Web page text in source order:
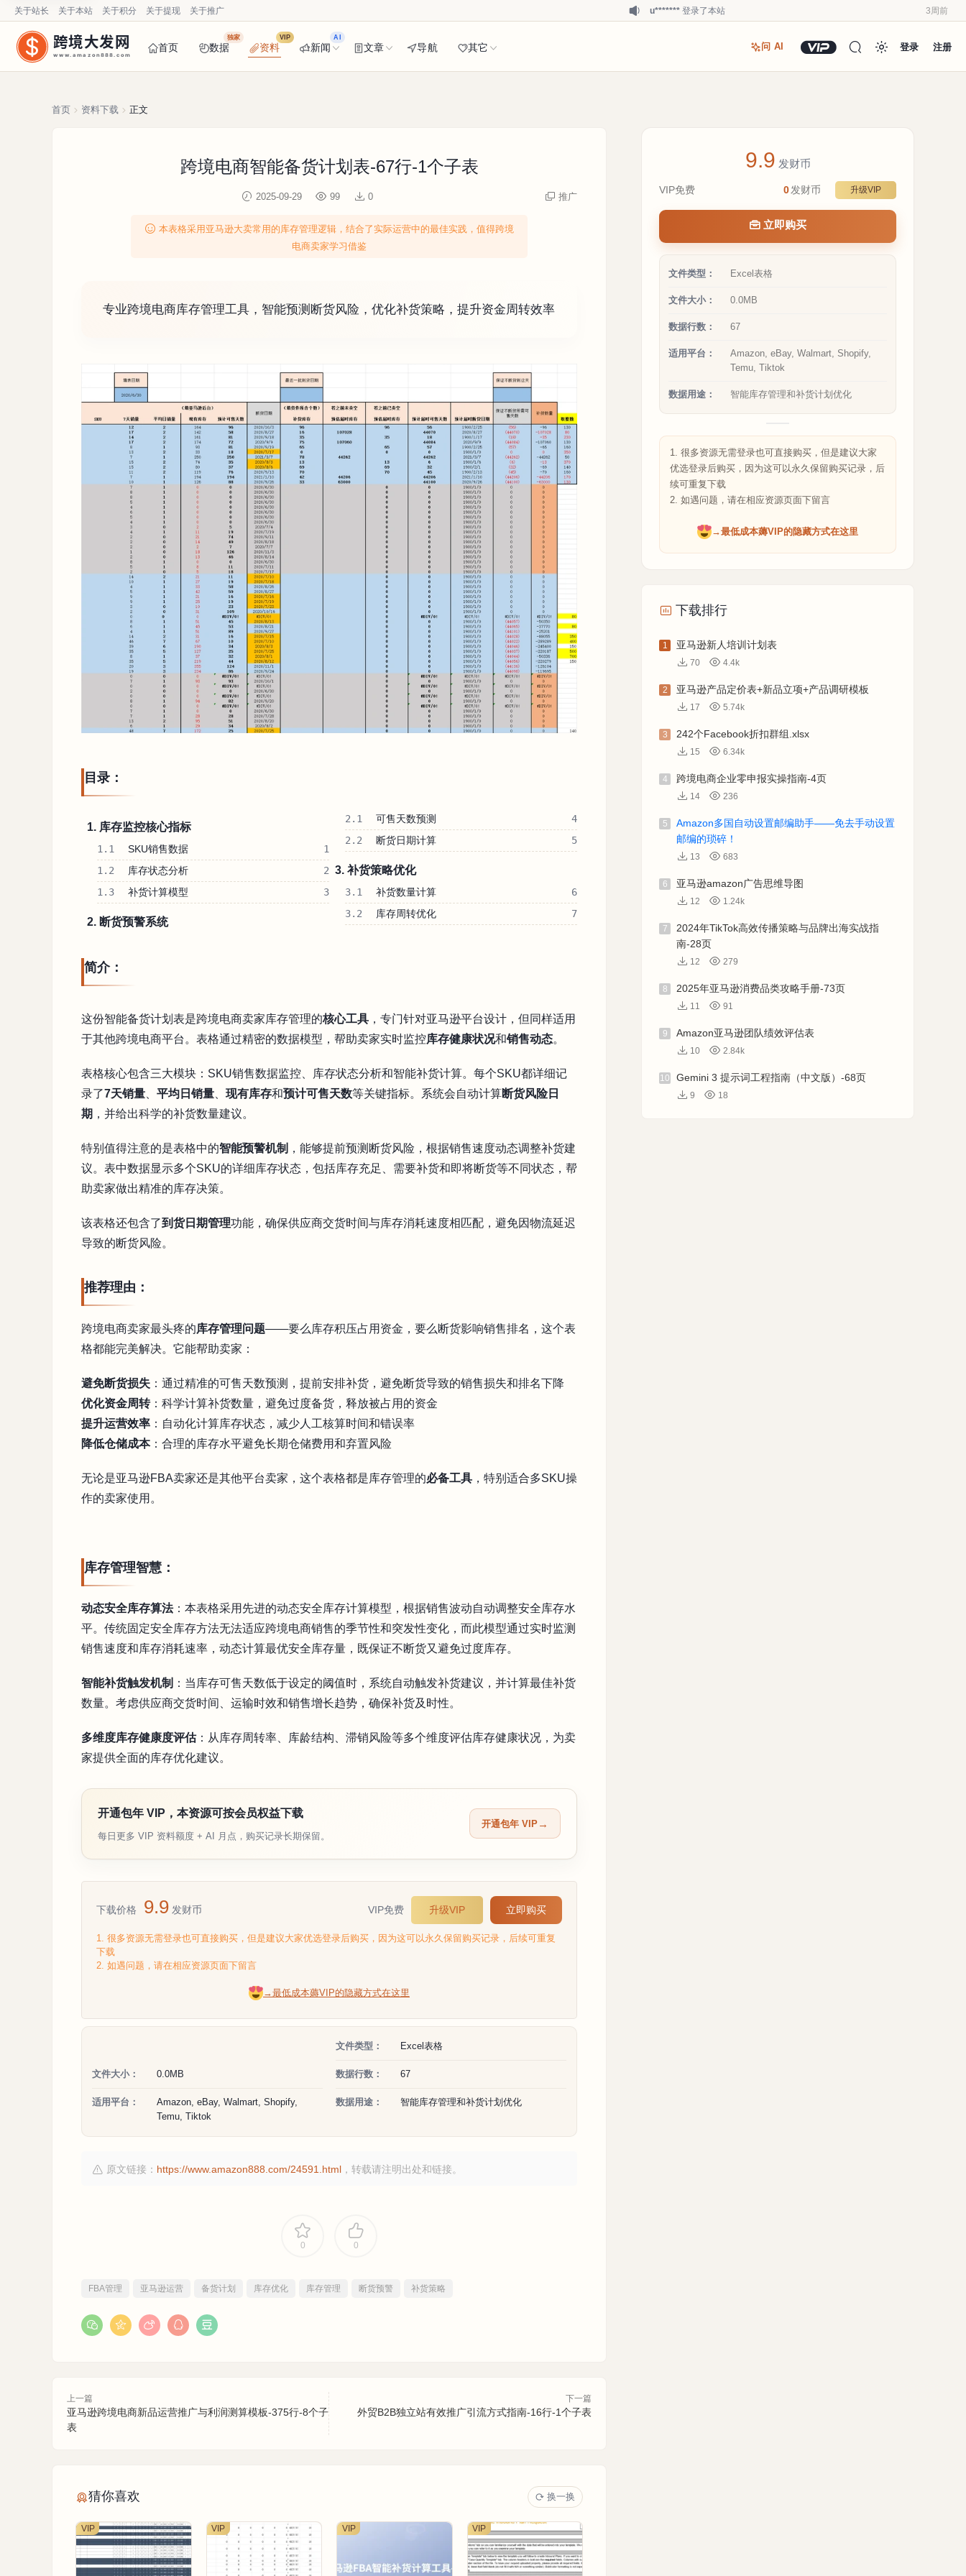
跨境大发网
www.amazon888.com
首页 数据
独家
资料
VIP
新闻
AI
文章 导航 其它 问 AI 登录 注册
关于站长 关于本站 关于积分 关于提现 关于推广 u******* 登录了本站 3周前
3周前
签到打卡，获得0.1发财币奖励
首页 资料下载 正文
跨境电商智能备货计划表-67行-1个子表
2025-09-29 99 0 推广
本表格采用亚马逊大卖常用的库存管理逻辑，结合了实际运营中的最佳实践，值得跨境
电商卖家学习借鉴
专业跨境电商库存管理工具，智能预测断货风险，优化补货策略，提升资金周转效率
目录：
1. 库存监控核心指标
1.1 SKU销售数据
1
1.2
库存状态分析
2
1.3
补货计算模型 3
2. 断货预警系统
2.1 可售天数预测
4
2.2
断货日期计算 5
3. 补货策略优化
3.1 补货数量计算
6
3.2
库存周转优化 7
简介：
这份智能备货计划表是跨境电商卖家库存管理的核心工具 ，专门针对亚马逊平台设计，但同样适用
于其他跨境电商平台。表格通过精密的数据模型，帮助卖家实时监控库存健康状况和销售动态。
表格核心包含三大模块：SKU销售数据监控、库存状态分析和智能补货计算。每个SKU都详细记
录了7天销量 平均日销量 现有库存和预计可售天数等关键指标。系统会自动计算断货风险日
期 ，并给出科学的补货数量建议。
特别值得注意的是表格中的智能预警机制 ，能够提前预测断货风险，根据销售速度动态调整补货建
议。表中数据显示多个SKU的详细库存状态，包括库存充足、需要补货和即将断货等不同状态，帮
助卖家做出精准的库存决策。
该表格还包含了到货日期管理功能，确保供应商交货时间与库存消耗速度相匹配，避免因物流延迟
导致的断货风险。
推荐理由：
跨境电商卖家最头疼的库存管理问题——要么库存积压占用资金，要么断货影响销售排名，这个表
格都能完美解决。它能帮助卖家：
避免断货损失 ：通过精准的可售天数预测，提前安排补货，避免断货导致的销售损失和排名下降
优化资金周转：科学计算补货数量，避免过度备货，释放被占用的资金
提升运营效率 ：自动化计算库存状态，减少人工核算时间和错误率
降低仓储成本：合理的库存水平避免长期仓储费用和弃置风险
无论是亚马逊FBA卖家还是其他平台卖家，这个表格都是库存管理的必备工具 ，特别适合多SKU操
作的卖家使用。
库存管理智慧：
动态安全库存算法：本表格采用先进的动态安全库存计算模型，根据销售波动自动调整安全库存水
平。传统固定安全库存方法无法适应跨境电商销售的季节性和突发性变化，而此模型通过实时监测
销售速度和库存消耗速率，动态计算最优安全库存量，既保证不断货又避免过度库存。
智能补货触发机制 ：当库存可售天数低于设定的阈值时，系统自动触发补货建议，并计算最佳补货
数量。考虑供应商交货时间、运输时效和销售增长趋势，确保补货及时性。
多维度库存健康度评估：从库存周转率、库龄结构、滞销风险等多个维度评估库存健康状况，为卖
家提供全面的库存优化建议。
开通包年 VIP，本资源可按会员权益下载
每日更多 VIP 资料额度 + AI 月点，购买记录长期保留。
开通包年 VIP
下载价格 9.9 发财币 VIP免费 升级VIP 立即购买
1. 很多资源无需登录也可直接购买，但是建议大家优选登录后购买，因为这可以永久保留购买记录，后续可重复
下载
2. 如遇问题，请在相应资源页面下留言
→最低成本薅VIP的隐藏方式在这里
文件类型： Excel表格
文件大小： 0.0MB 数据行数： 67
适用平台：
Amazon, eBay, Walmart, Shopify,
Temu, Tiktok
数据用途： 智能库存管理和补货计划优化
原文链接： https://www.amazon888.com/24591.html ，转载请注明出处和链接。
0 0
FBA管理 亚马逊运营 备货计划 库存优化 库存管理 断货预警 补货策略
上一篇
亚马逊跨境电商新品运营推广与利润测算模板-375行-8个子
表
下一篇
外贸B2B独立站有效推广引流方式指南-16行-1个子表
猜你喜欢 换一换
VIP VIP VIP VIP
9.9 发财币
VIP免费 升级VIP
0发财币
立即购买
文件类型： Excel表格
文件大小： 0.0MB
数据行数： 67
适用平台：
Amazon, eBay, Walmart, Shopify,
Temu, Tiktok
数据用途： 智能库存管理和补货计划优化
1. 很多资源无需登录也可直接购买，但是建议大家
优选登录后购买，因为这可以永久保留购买记录，后
续可重复下载
2. 如遇问题，请在相应资源页面下留言
→最低成本薅VIP的隐藏方式在这里
下载排行
1 亚马逊新人培训计划表
70 4.4k
2 亚马逊产品定价表+新品立项+产品调研模板
17 5.74k
3 242个Facebook折扣群组.xlsx
15 6.34k
4 跨境电商企业零申报实操指南-4页
14 236
5
Amazon多国自动设置邮编助手——免去手动设置
邮编的琐碎！
13 683
6 亚马逊amazon广告思维导图
12 1.24k
7
2024年TikTok高效传播策略与品牌出海实战指
南-28页
12 279
8 2025年亚马逊消费品类攻略手册-73页
11 91
9 Amazon亚马逊团队绩效评估表
10 2.84k
10 Gemini 3 提示词工程指南（中文版）-68页
9 18